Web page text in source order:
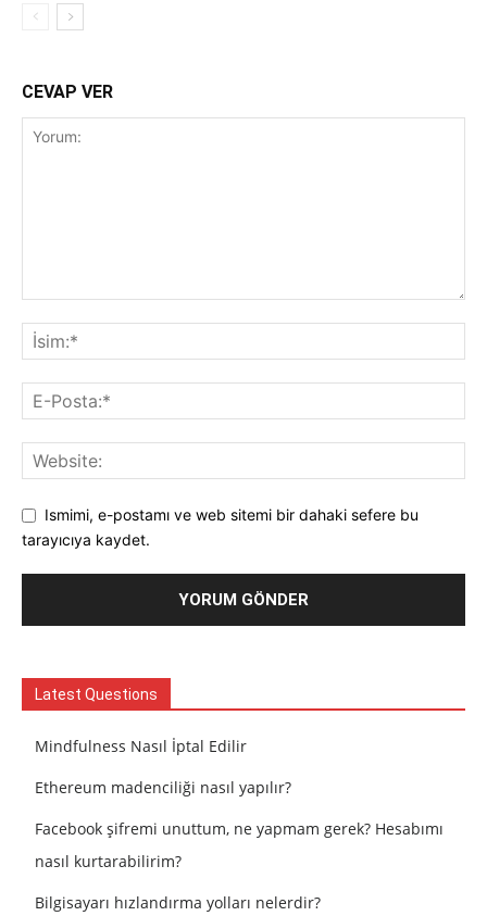
CEVAP VER
Ismimi, e-postamı ve web sitemi bir dahaki sefere bu
tarayıcıya kaydet.
Latest Questions
Mindfulness Nasıl İptal Edilir
Ethereum madenciliği nasıl yapılır?
Facebook şifremi unuttum, ne yapmam gerek? Hesabımı
nasıl kurtarabilirim?
Bilgisayarı hızlandırma yolları nelerdir?